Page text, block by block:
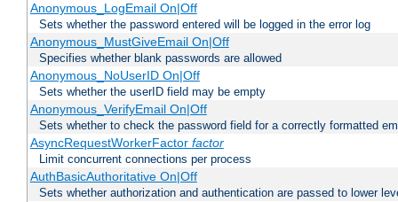
Anonymous_LogEmail On|Off
Sets whether the password entered will be logged in the error log
Anonymous_MustGiveEmail On|Off
Specifies whether blank passwords are allowed
Anonymous_NoUserID On|Off
Sets whether the userID field may be empty
Anonymous_VerifyEmail On|Off
Sets whether to check the password field for a correctly formatted
AsyncRequestWorkerFactor factor
Limit concurrent connections per process
AuthBasicAuthoritative On|Off
Sets whether authorization and authentication are passed to lower